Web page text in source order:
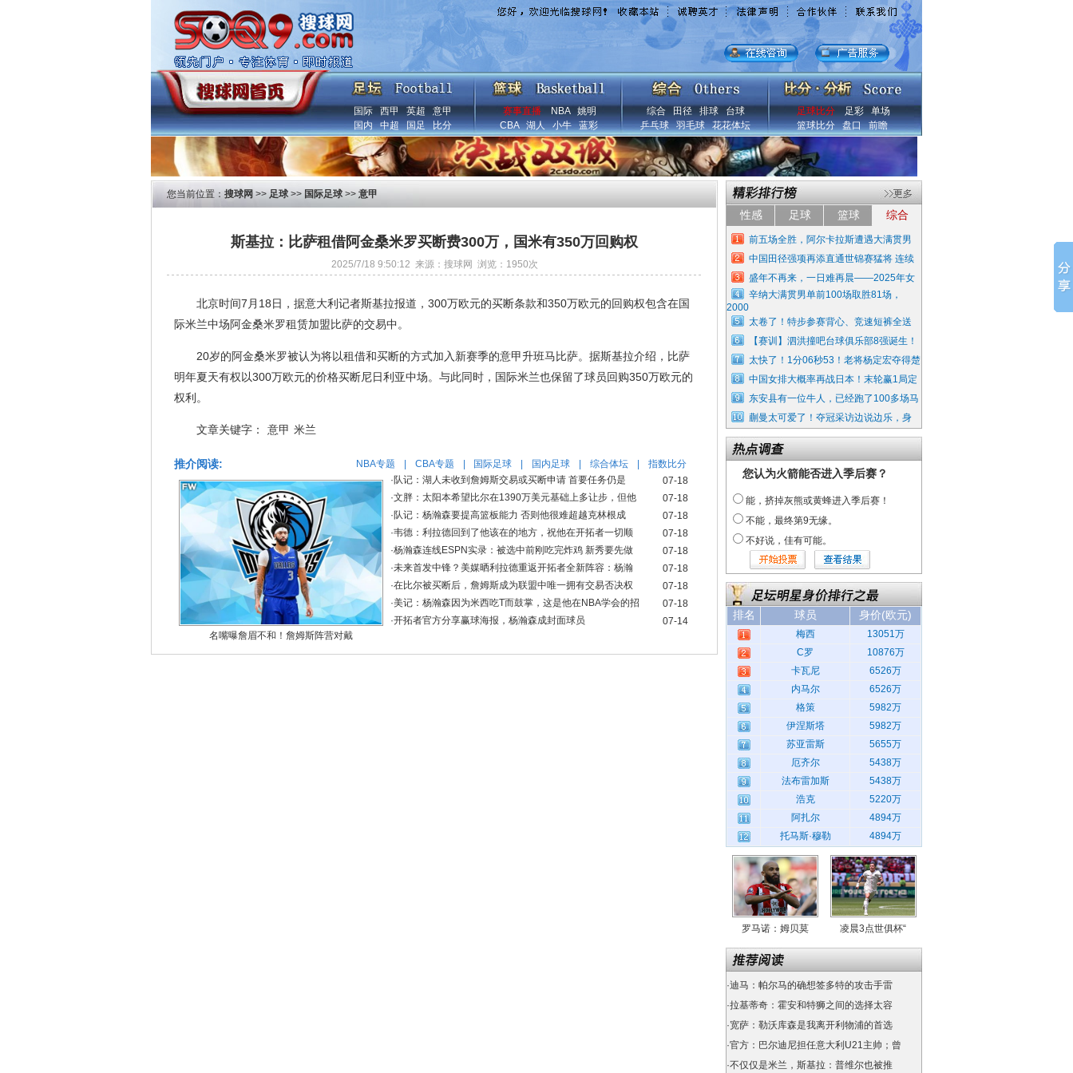
国际 西甲 英超
意甲
国内
中超 国足 比分
赛事直播 NBA
姚明
CBA
湖人 小牛 蓝彩
综合 田径 排球
台球
乒乓球
羽毛球 花花体坛
足球比分 足彩
单场
篮球比分
盘口 前瞻
您当前位置： 搜球网 >> 足球>> 国际足球>> 意甲
斯基拉：比萨租借阿金桑米罗买断费300万，国米有350万回购权
2025/7/18 9:50:12 来源：搜球网 浏览： 1950次
北京时间7月18日，据意大利记者斯基拉报道，300万欧元的买断条款和350万欧元的回购权包含在国
际米兰中场阿金桑米罗租赁加盟比萨的交易中。
20岁的阿金桑米罗被认为将以租借和买断的方式加入新赛季的意甲升班马比萨。据斯基拉介绍，比萨
明年夏天有权以300万欧元的价格买断尼日利亚中场。与此同时，国际米兰也保留了球员回购350万欧元的
权利。
文章关键字： 意甲 米兰
推介阅读: NBA专题 CBA专题 国际足球 国内足球 综合体坛 指数比分
名嘴曝詹眉不和！詹姆斯阵营对戴
· 队记：湖人未收到詹姆斯交易或买断申请 首要任务仍是
07-18
·文胖：太阳本希望比尔在1390万美元基础上多让步，但他
07-18
· 队记：杨瀚森要提高篮板能力 否则他很难超越克林根成
07-18
·韦德：利拉德回到了他该在的地方，祝他在开拓者一切顺
07-18
·杨瀚森连线ESPN实录：被选中前刚吃完炸鸡 新秀要先做
07-18
·未来首发中锋？美媒晒利拉德重返开拓者全新阵容：杨瀚
07-18
·在比尔被买断后，詹姆斯成为联盟中唯一拥有交易否决权
07-18
·美记：杨瀚森因为米西吃T而鼓掌，这是他在NBA学会的招
07-18
·开拓者官方分享赢球海报，杨瀚森成封面球员 07-14
性感 足球 篮球 综合
前五场全胜，阿尔卡拉斯遭遇大满贯男
中国田径强项再添直通世锦赛猛将 连续
盛年不再来，一日难再晨——2025年女
辛纳大满贯男单前100场取胜81场，
2000
太卷了！特步参赛背心、竞速短裤全送
【赛训】泗洪撞吧台球俱乐部8强诞生！
太快了！1分06秒53！老将杨定宏夺得楚
中国女排大概率再战日本！末轮赢1局定
东安县有一位牛人，已经跑了100多场马
蒯曼太可爱了！夺冠采访边说边乐，身
您认为火箭能否进入季后赛？
能，挤掉灰熊或黄蜂进入季后赛！
不能，最终第9无缘。
不好说，佳有可能。
排名 球员 身价(欧元)
梅西
13051万
C罗
10876万
卡瓦尼
6526万
内马尔
6526万
格策
5982万
伊涅斯塔
5982万
苏亚雷斯
5655万
厄齐尔
5438万
法布雷加斯
5438万
浩克
5220万
阿扎尔
4894万
托马斯·穆勒
4894万
罗马诺：姆贝莫 凌晨3点世俱杯“
·迪马：帕尔马的确想签多特的攻击手雷
·拉基蒂奇：霍安和特狮之间的选择太容
·宽萨：勒沃库森是我离开利物浦的首选
·官方：巴尔迪尼担任意大利U21主帅；曾
·不仅仅是米兰，斯基拉：普维尔也被推